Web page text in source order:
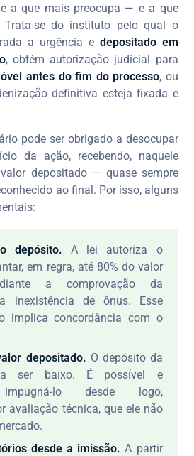
é a que mais preocupa — e a que
Trata-se do instituto pelo qual o
a urgência e depositado em
, obtém autorização judicial para
antes do fim do processo, ou
definitiva esteja fixada e
pode ser obrigado a desocupar
da ação, recebendo, naquele
depositado — quase sempre
ao final. Por isso, alguns
depósito. A lei autoriza o
em regra, até 80% do valor
a comprovação da
inexistência de ônus. Esse
implica concordância com o
depositado. O depósito da
ser baixo. É possível e
impugná-lo desde logo,
avaliação técnica, que ele não
desde a imissão. A partir